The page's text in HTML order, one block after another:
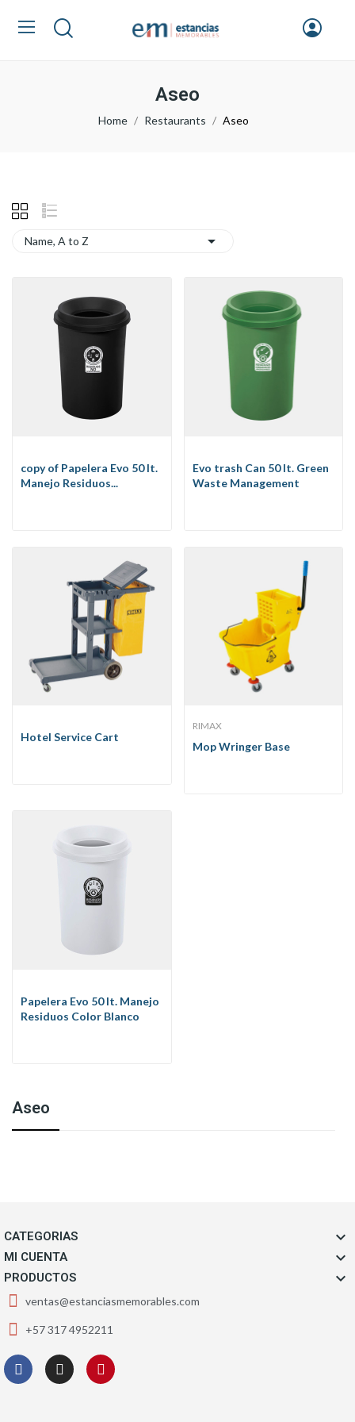
Aseo
Home Restaurants Aseo
Aseo
Name, A to Z 
copy of Papelera Evo 50 lt.
Manejo Residuos...
Evo trash Can 50 lt. Green
Waste Management
Hotel Service Cart
RIMAX
Mop Wringer Base
Papelera Evo 50 lt. Manejo
Residuos Color Blanco
CATEGORIAS 
MI CUENTA 
PRODUCTOS 
ventas@estanciasmemorables.com
+57 317 4952211